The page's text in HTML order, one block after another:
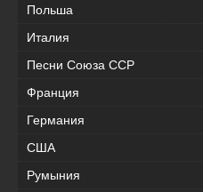
Польша
Италия
Песни Союза ССР
Франция
Германия
США
Румыния